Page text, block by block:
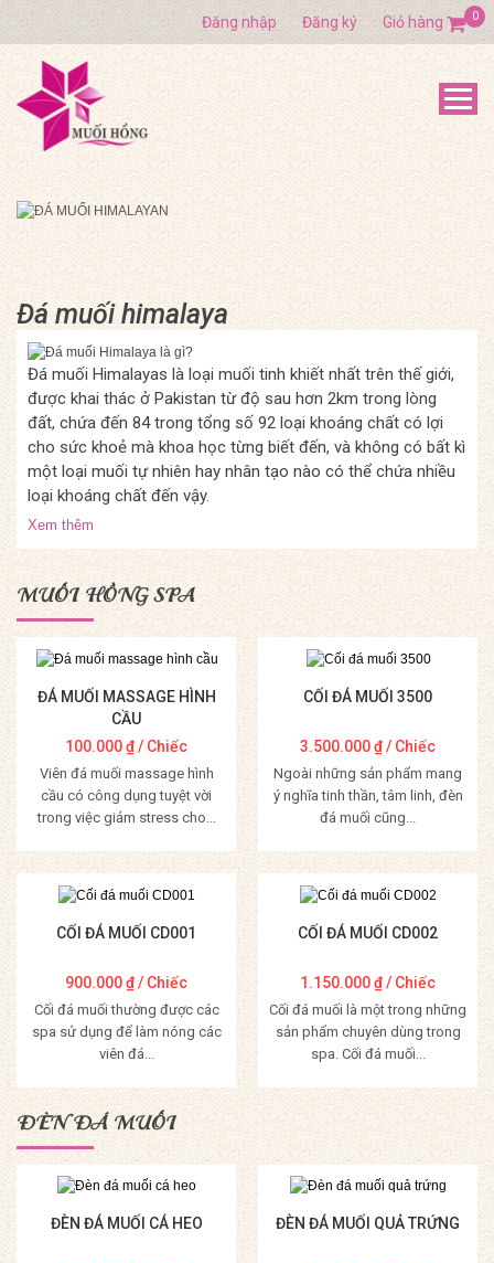
Đăng nhập Đăng ký Giỏ hàng 0
Đá muối himalaya
Đá muối Himalayas là loại muối tinh khiết nhất trên thế giới,
được khai thác ở Pakistan từ độ sau hơn 2km trong lòng
đất, chứa đến 84 trong tổng số 92 loại khoáng chất có lợi
cho sức khoẻ mà khoa học từng biết đến, và không có bất kì
một loại muối tự nhiên hay nhân tạo nào có thể chứa nhiều
loại khoáng chất đến vậy.
Xem thêm
MUỐI HỒNG SPA
ĐÁ MUỐI MASSAGE HÌNH
CẦU
100.000₫/ Chiếc
Viên đá muối massage hình
cầu có công dụng tuyệt vời
trong việc giảm stress cho...
Mua Hàng
CỐI ĐÁ MUỐI 3500
3.500.000₫/ Chiếc
Ngoài những sản phẩm mang
ý nghĩa tinh thần, tâm linh, đèn
đá muối cũng...
Mua Hàng
CỐI ĐÁ MUỐI CD001
900.000₫/ Chiếc
Cối đá muối thường được các
spa sử dụng để làm nóng các
viên đá...
Mua Hàng
CỐI ĐÁ MUỐI CD002
1.150.000₫/ Chiếc
Cối đá muối là một trong những
sản phẩm chuyên dùng trong
spa. Cối đá muối...
Mua Hàng
ĐÈN ĐÁ MUỐI
ĐÈN ĐÁ MUỐI CÁ HEO ĐÈN ĐÁ MUỐI QUẢ TRỨNG